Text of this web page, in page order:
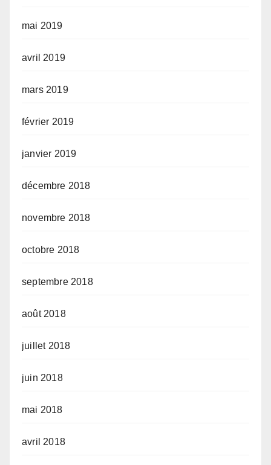
mai 2019
avril 2019
mars 2019
février 2019
janvier 2019
décembre 2018
novembre 2018
octobre 2018
septembre 2018
août 2018
juillet 2018
juin 2018
mai 2018
avril 2018